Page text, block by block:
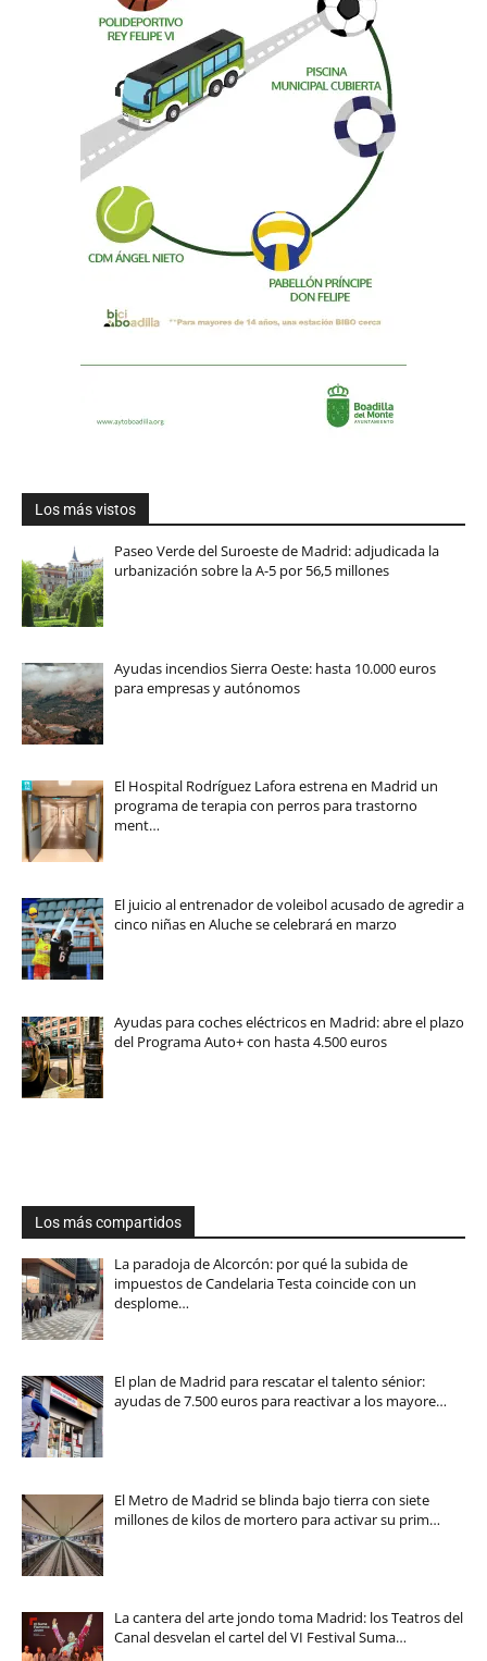
Los más vistos
Paseo Verde del Suroeste de Madrid: adjudicada la
urbanización sobre la A-5 por 56,5 millones
Ayudas incendios Sierra Oeste: hasta 10.000 euros
para empresas y autónomos
El Hospital Rodríguez Lafora estrena en Madrid un
programa de terapia con perros para trastorno
ment…
El juicio al entrenador de voleibol acusado de agredir a
cinco niñas en Aluche se celebrará en marzo
Ayudas para coches eléctricos en Madrid: abre el plazo
del Programa Auto+ con hasta 4.500 euros
Los más compartidos
La paradoja de Alcorcón: por qué la subida de
impuestos de Candelaria Testa coincide con un
desplome…
El plan de Madrid para rescatar el talento sénior:
ayudas de 7.500 euros para reactivar a los mayore…
El Metro de Madrid se blinda bajo tierra con siete
millones de kilos de mortero para activar su prim…
La cantera del arte jondo toma Madrid: los Teatros del
Canal desvelan el cartel del VI Festival Suma…